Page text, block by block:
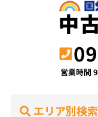
エリア別検索